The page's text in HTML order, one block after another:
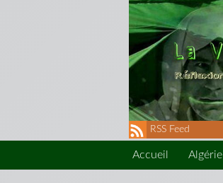
RSS Feed
Accueil Algérie